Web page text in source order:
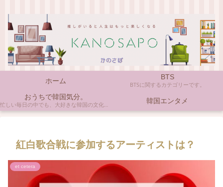
ホーム BTS
BTSに関するカテゴリーです。
おうちで韓国気分。
忙しい毎日の中でも、大好きな韓国の文化やアイテムに触れると心がほっとしますよね。ここでは、自宅で手軽に楽しめる韓国の美味しいもの、お気に入りのコスメ、そして推し活の楽しみ方など、「おうちにいながら韓国気分」に触れられるヒントを私らしくお届けします。 韓国エンタメ
紅白歌合戦に参加するアーティストは？
et cetera